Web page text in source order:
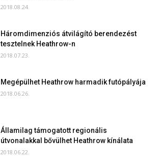
2018.08.24.
Háromdimenziós átvilágító berendezést
tesztelnek Heathrow-n
2018.07.23.
Megépülhet Heathrow harmadik futópályája
2018.06.26.
Államilag támogatott regionális
útvonalakkal bővülhet Heathrow kínálata
2018.06.22.